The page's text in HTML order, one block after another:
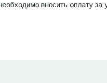
вносить оплату